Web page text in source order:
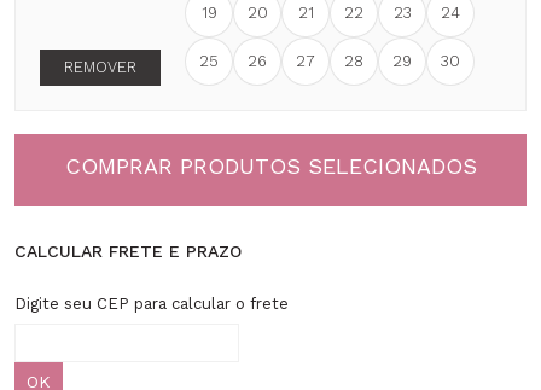
19 20 21 22 23 24
25 26 27 28 29 30
REMOVER
COMPRAR PRODUTOS SELECIONADOS
CALCULAR FRETE E PRAZO
Digite seu CEP para calcular o frete